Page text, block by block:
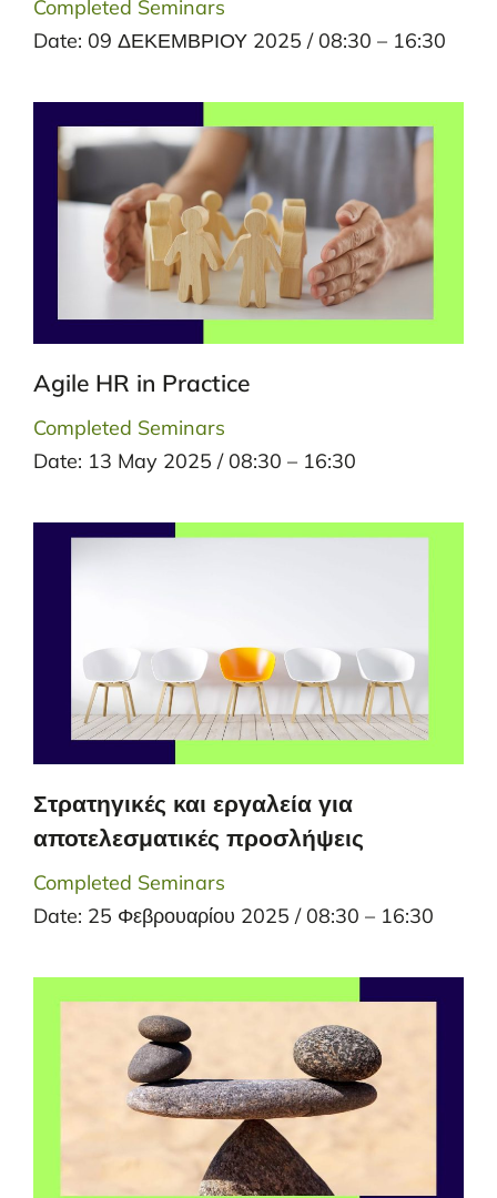
Completed Seminars
Date: 09 ΔΕΚΕΜΒΡΙΟΥ 2025 / 08:30 – 16:30
Agile HR in Practice
Completed Seminars
Date: 13 May 2025 / 08:30 – 16:30
Στρατηγικές και εργαλεία για
αποτελεσματικές προσλήψεις
Completed Seminars
Date: 25 Φεβρουαρίου 2025 / 08:30 – 16:30